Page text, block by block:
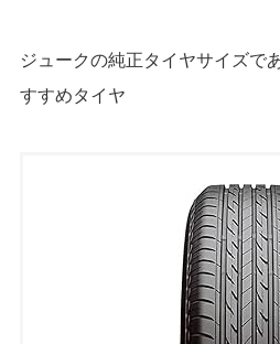
ジュークの純正タイヤサイズで
すすめタイヤ